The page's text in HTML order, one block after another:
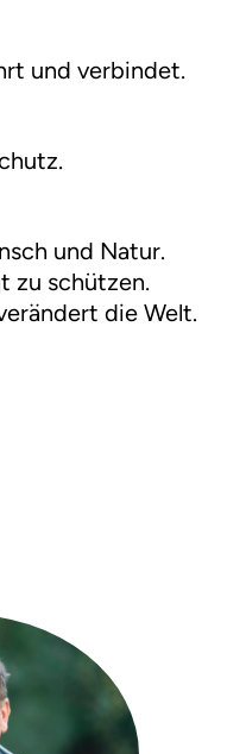
und verbindet.
und Natur.
zu schützen.
die Welt.